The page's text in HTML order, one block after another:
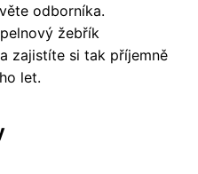
odborníka.
žebřík
zajistíte si tak příjemně
let.